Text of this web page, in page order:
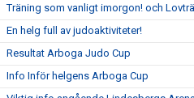
Träning som vanligt imorgon! och
En helg full av judoaktiviteter!
Resultat Arboga Judo Cup
Info Inför helgens Arboga Cup